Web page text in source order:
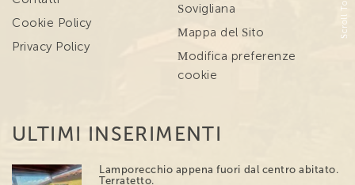
Cookie Policy
Privacy Policy
Sovigliana
Mappa del Sito
Modifica preferenze
cookie
ULTIMI INSERIMENTI
Lamporecchio appena fuori dal centro abitato.
Terratetto.
Scroll Top